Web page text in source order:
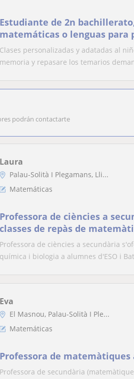
Estudiante de 2n
matemáticas o lenguas para
Clases personalizadas y adatadas al
memoria y repasare los temarios
podrán contactarte
Laura
Palau-Solità I Plegamans, Lli...
Matemáticas
Professora de ciències a
classes de repàs de
biologia a alumnes d'ESO i
Professora de ciències a secundària
química i biologia a alumnes d'ESO i
Eva
El Masnou, Palau-Solità I Ple...
Matemáticas
Professora de
Professora de secundària